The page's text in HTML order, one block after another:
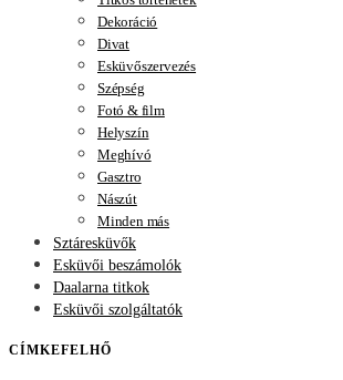
Dekoráció
Divat
Esküvőszervezés
Szépség
Fotó & film
Helyszín
Meghívó
Gasztro
Nászút
Minden más
Sztáresküvők
Esküvői beszámolók
Daalarna titkok
Esküvői szolgáltatók
CÍMKEFELHŐ